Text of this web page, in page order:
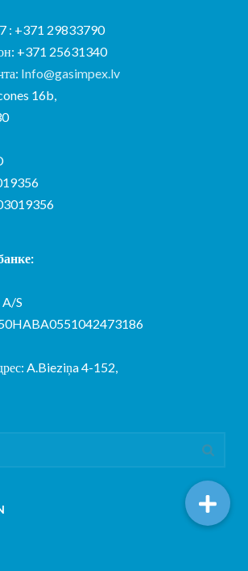
: +371 29833790
+371 25631340
Info@gasimpex.lv
16b,
S
A.Bieziņa 4-152,